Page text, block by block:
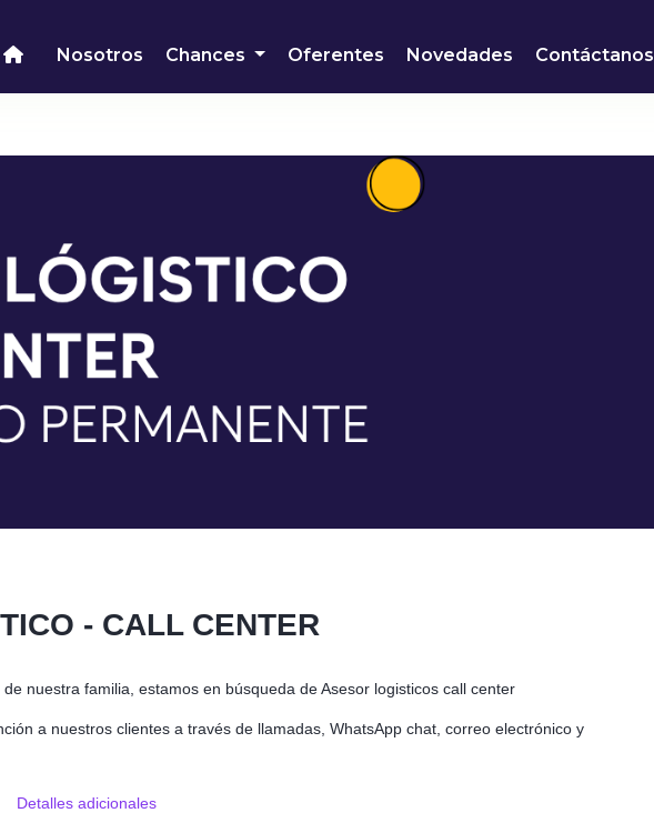
Nosotros Chances Oferentes Novedades Contáctanos
- CALL CENTER
nuestra familia, estamos en búsqueda de Asesor logisticos call center
a nuestros clientes a través de llamadas, WhatsApp chat, correo electrónico y
Detalles adicionales